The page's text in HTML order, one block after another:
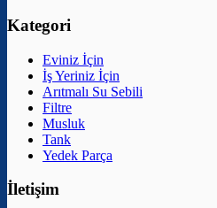
Kategori
Eviniz İçin
İş Yeriniz İçin
Arıtmalı Su Sebili
Filtre
Musluk
Tank
Yedek Parça
İletişim